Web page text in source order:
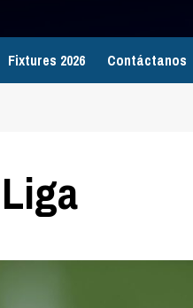
Fixtures 2026 Contáctanos